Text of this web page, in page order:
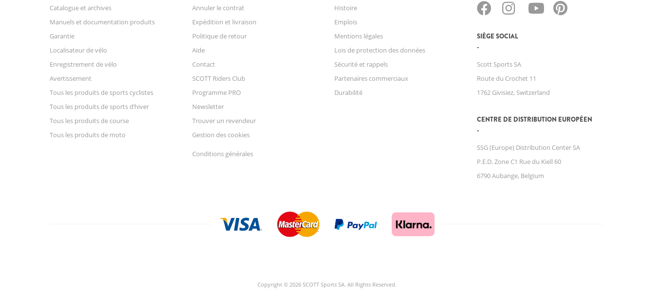
Catalogue et archives
Manuels et documentation produits
Garantie
Localisateur de vélo
Enregistrement de vélo
Avertissement
Tous les produits de sports cyclistes
Tous les produits de sports d’hiver
Tous les produits de course
Tous les produits de moto
Annuler le contrat
Expédition et livraison
Politique de retour
Aide
Contact
SCOTT Riders Club
Programme PRO
Newsletter
Trouver un revendeur
Gestion des cookies
Conditions générales
Histoire
Emplois
Mentions légales
Lois de protection des données
Sécurité et rappels
Partenaires commerciaux
Durabilité
SIÈGE SOCIAL
Scott Sports SA
Route du Crochet 11
1762 Givisiez, Switzerland
CENTRE DE DISTRIBUTION EUROPÉEN
SSG (Europe) Distribution Center SA
P.E.D. Zone C1 Rue du Kiell 60
6790 Aubange, Belgium
Copyright © 2026 SCOTT Sports SA. All Rights Reserved.